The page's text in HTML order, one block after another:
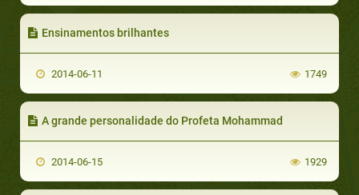
Ensinamentos brilhantes
2014-06-11 1749
A grande personalidade do Profeta Mohammad
2014-06-15 1929